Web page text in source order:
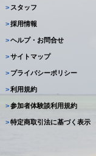
> スタッフ
>採用情報
>ヘルプ・お問合せ
>サイトマップ
> プライバシーポリシー
>利用規約
>参加者体験談利用規約
>特定商取引法に基づく表示